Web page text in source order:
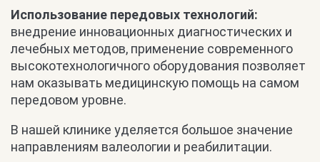
Использование передовых технологий:
внедрение инновационных диагностических и
лечебных методов, применение современного
высокотехнологичного оборудования позволяет
нам оказывать медицинскую помощь на самом
передовом уровне.
В нашей клинике уделяется большое значение
направлениям валеологии и реабилитации.